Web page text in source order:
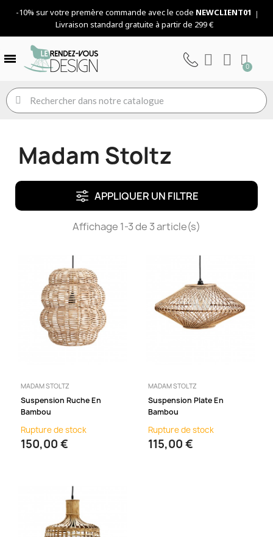
-10% sur votre premère commande avec le code NEWCLIENT01
Livraison standard gratuite à partir de 299 €
Madam Stoltz
APPLIQUER UN FILTRE
Affichage 1-3 de 3 article(s)
MADAM STOLTZ
Suspension Ruche En
Bambou
Rupture de stock
150,00 €
MADAM STOLTZ
Suspension Plate En
Bambou
Rupture de stock
115,00 €